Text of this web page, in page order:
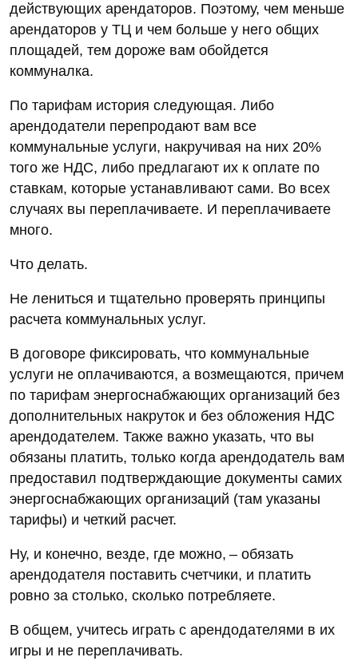
действующих арендаторов. Поэтому, чем меньше
арендаторов у ТЦ и чем больше у него общих
площадей, тем дороже вам обойдется
коммуналка.
По тарифам история следующая. Либо
арендодатели перепродают вам все
коммунальные услуги, накручивая на них 20%
того же НДС, либо предлагают их к оплате по
ставкам, которые устанавливают сами. Во всех
случаях вы переплачиваете. И переплачиваете
много.
Что делать.
Не лениться и тщательно проверять принципы
расчета коммунальных услуг.
В договоре фиксировать, что коммунальные
услуги не оплачиваются, а возмещаются, причем
по тарифам энергоснабжающих организаций без
дополнительных накруток и без обложения НДС
арендодателем. Также важно указать, что вы
обязаны платить, только когда арендодатель вам
предоставил подтверждающие документы самих
энергоснабжающих организаций (там указаны
тарифы) и четкий расчет.
Ну, и конечно, везде, где можно, – обязать
арендодателя поставить счетчики, и платить
ровно за столько, сколько потребляете.
В общем, учитесь играть с арендодателями в их
игры и не переплачивать.